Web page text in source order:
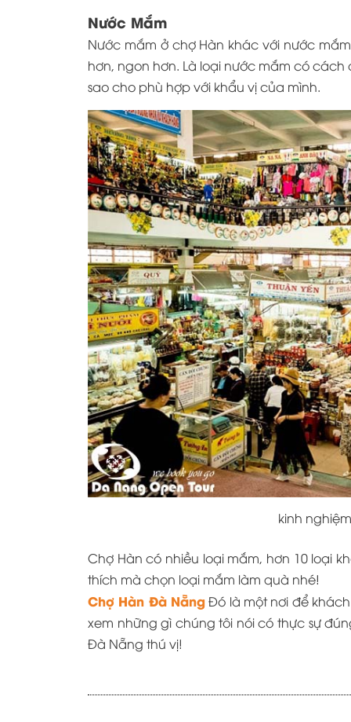
Nước Mắm
Nước mắm ở chợ Hàn khác với nước
hơn, ngon hơn. Là loại nước mắm có
sao cho phù hợp với khẩu vị của mình.
kinh
Chợ Hàn có nhiều loại mắm, hơn 10 loại
thích mà chọn loại mắm làm quà nhé!
Chợ Hàn Đà NẵngĐó là một nơi để
xem những gì chúng tôi nói có thực sự
Đà Nẵng thú vị!